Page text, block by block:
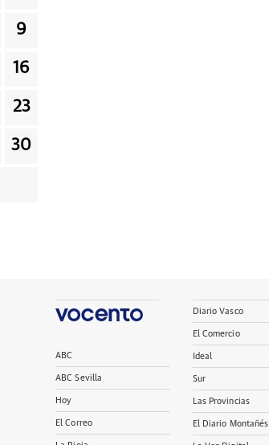
9
16
23
30
ABC
ABC Sevilla
Hoy
El Correo
Diario Vasco
El Comercio
Ideal
Sur
Las Provincias
El Diario Montañés